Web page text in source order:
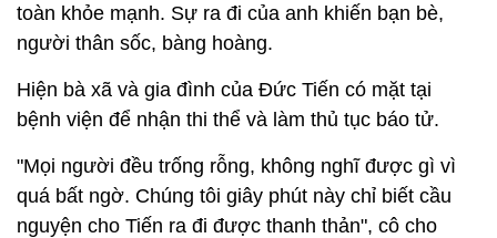
toàn khỏe mạnh. Sự ra đi của anh khiến bạn bè,
người thân sốc, bàng hoàng.
Hiện bà xã và gia đình của Đức Tiến có mặt tại
bệnh viện để nhận thi thể và làm thủ tục báo tử.
"Mọi người đều trống rỗng, không nghĩ được gì vì
quá bất ngờ. Chúng tôi giây phút này chỉ biết cầu
nguyện cho Tiến ra đi được thanh thản", cô cho